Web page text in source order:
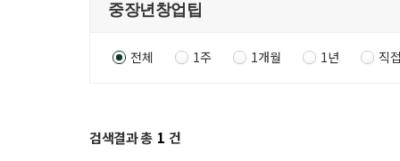
전체 1주 1개월 1년 직
검색결과 총 1 건